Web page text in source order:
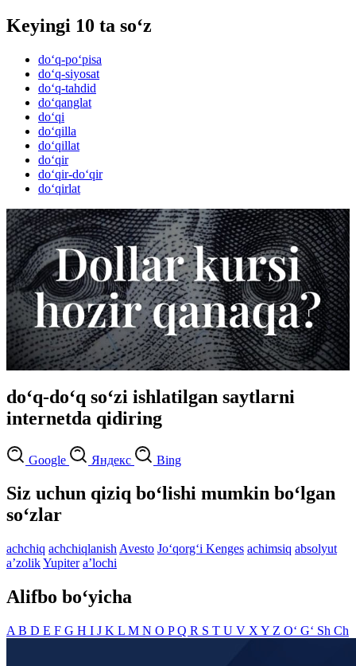
Keyingi 10 ta so‘z
do‘q-po‘pisa
do‘q-siyosat
do‘q-tahdid
do‘qanglat
do‘qi
do‘qilla
do‘qillat
do‘qir
do‘qir-do‘qir
do‘qirlat
do‘q-do‘q so‘zi ishlatilgan saytlarni
internetda qidiring
Google Яндекс Bing
Siz uchun qiziq bo‘lishi mumkin bo‘lgan
so‘zlar
achchiq achchiqlanish Avesto Jo‘qorg‘i Kenges achimsiq absolyut
aʼzolikYupiter aʼlochi
Alifbo bo‘yicha
A B D E F G H I J K L M N O PQ R S T U V X Y Z O‘ G‘ Sh Ch